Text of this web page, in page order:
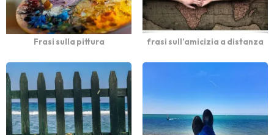
Frasi sulla pittura frasi sull’amicizia a distanza